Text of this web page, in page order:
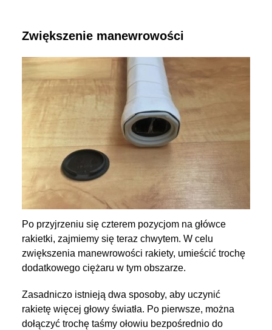
Zwiększenie manewrowości
Po przyjrzeniu się czterem pozycjom na główce
rakietki, zajmiemy się teraz chwytem. W celu
zwiększenia manewrowości rakiety, umieścić trochę
dodatkowego ciężaru w tym obszarze.
Zasadniczo istnieją dwa sposoby, aby uczynić
rakietę więcej głowy światła. Po pierwsze, można
dołączyć trochę taśmy ołowiu bezpośrednio do